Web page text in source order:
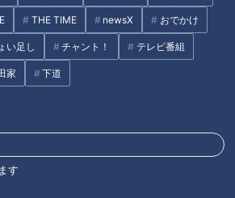
THE TIME newsX おでかけ
い足し チャント！ テレビ番組
家 下道
す
！愛されフード
、どこよりも詳しい天気情報などなど、東
う新しい報道・情報番組。毎週月～金曜 午
ホームページ
番組サイト